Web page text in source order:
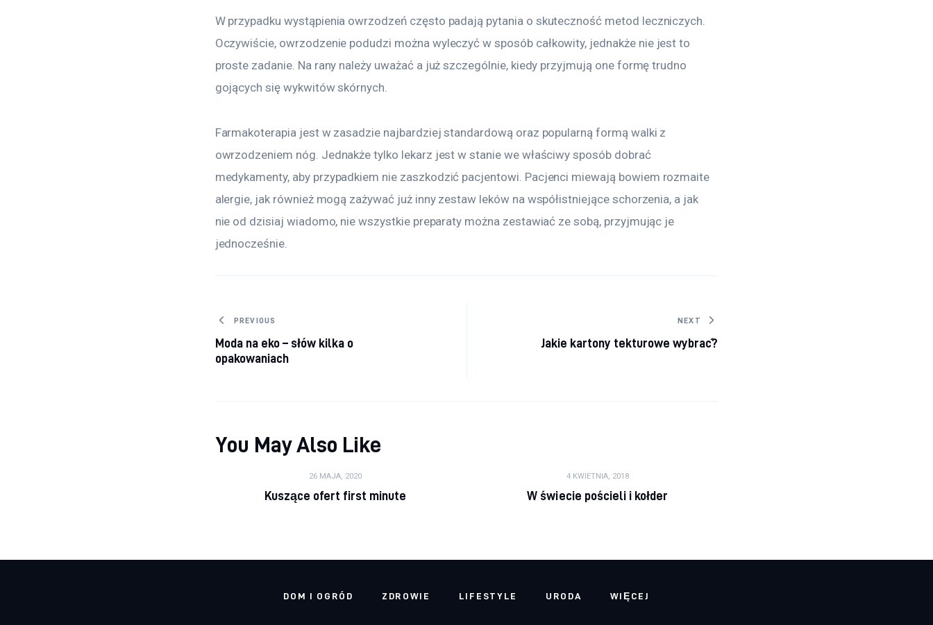
W przypadku wystąpienia owrzodzeń często padają pytania o skuteczność metod leczniczych.
Oczywiście, owrzodzenie podudzi można wyleczyć w sposób całkowity, jednakże nie jest to
proste zadanie. Na rany należy uważać a już szczególnie, kiedy przyjmują one formę trudno
gojących się wykwitów skórnych.
Farmakoterapia jest w zasadzie najbardziej standardową oraz popularną formą walki z
owrzodzeniem nóg. Jednakże tylko lekarz jest w stanie we właściwy sposób dobrać
medykamenty, aby przypadkiem nie zaszkodzić pacjentowi. Pacjenci miewają bowiem rozmaite
alergie, jak również mogą zażywać już inny zestaw leków na współistniejące schorzenia, a jak
nie od dzisiaj wiadomo, nie wszystkie preparaty można zestawiać ze sobą, przyjmując je
jednocześnie.
Nawigacja wpisu
PREVIOUS
Moda na eko – słów kilka o
opakowaniach
NEXT
Jakie kartony tekturowe wybrać?
You May Also Like
26 MAJA, 2020
Kuszące ofert first minute
4 KWIETNIA, 2018
W świecie pościeli i kołder
DOM I OGRÓD ZDROWIE LIFESTYLE URODA WIĘCEJ